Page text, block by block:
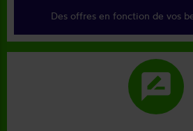
Des offres en fonction de vos
rate_review